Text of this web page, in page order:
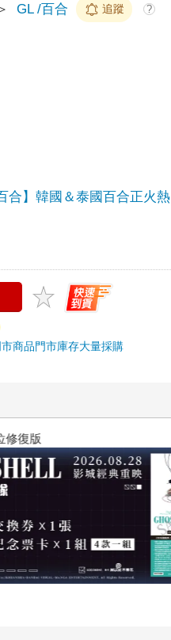
GL /百合 追蹤 ?
合】韓國＆泰國百合正火熱
商品門市庫存大量採購